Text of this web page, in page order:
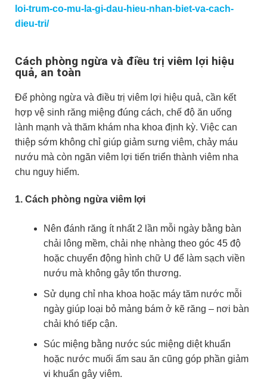
loi-trum-co-mu-la-gi-dau-hieu-nhan-biet-va-cach-
dieu-tri/
Cách phòng ngừa và điều trị viêm lợi hiệu
quả, an toàn
Để phòng ngừa và điều trị viêm lợi hiệu quả, cần kết
hợp vệ sinh răng miệng đúng cách, chế độ ăn uống
lành mạnh và thăm khám nha khoa định kỳ. Việc can
thiệp sớm không chỉ giúp giảm sưng viêm, chảy máu
nướu mà còn ngăn viêm lợi tiến triển thành viêm nha
chu nguy hiểm.
1. Cách phòng ngừa viêm lợi
Nên đánh răng ít nhất 2 lần mỗi ngày bằng bàn
chải lông mềm, chải nhẹ nhàng theo góc 45 độ
hoặc chuyển động hình chữ U để làm sạch viền
nướu mà không gây tổn thương.
Sử dụng chỉ nha khoa hoặc máy tăm nước mỗi
ngày giúp loại bỏ mảng bám ở kẽ răng – nơi bàn
chải khó tiếp cận.
Súc miệng bằng nước súc miệng diệt khuẩn
hoặc nước muối ấm sau ăn cũng góp phần giảm
vi khuẩn gây viêm.